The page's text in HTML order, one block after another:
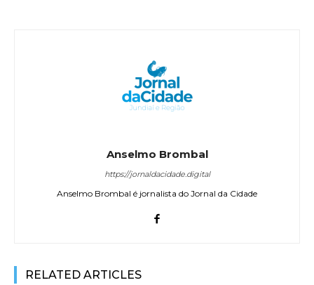
Anselmo Brombal
https://jornaldacidade.digital
Anselmo Brombal é jornalista do Jornal da Cidade
RELATED ARTICLES